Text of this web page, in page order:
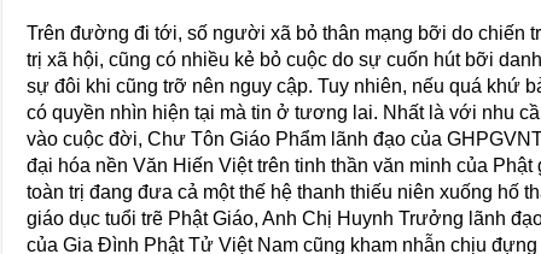
Trên đường đi tới, số người xã bỏ thân mạng bỡi do chiến
trị xã hội, cũng có nhiều kẻ bỏ cuộc do sự cuốn hút bỡi
sự đôi khi cũng trỡ nên nguy cập. Tuy nhiên, nếu quá khứ
có quyền nhìn hiện tại mà tin ở tương lai. Nhất là với nhu
vào cuộc đời, Chư Tôn Giáo Phẩm lãnh đạo của
đại hóa nền Văn Hiến Việt trên tinh thần văn minh của
toàn trị đang đưa cả một thế hệ thanh thiếu niên xuống hố
giáo dục tuổi trẽ Phật Giáo, Anh Chị Huynh Trưởng lãnh
của Gia Đình Phật Tử Việt Nam cũng kham nhẫn chịu